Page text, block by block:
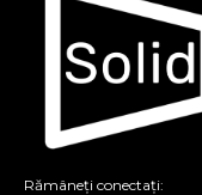
Rămâneți conectați: